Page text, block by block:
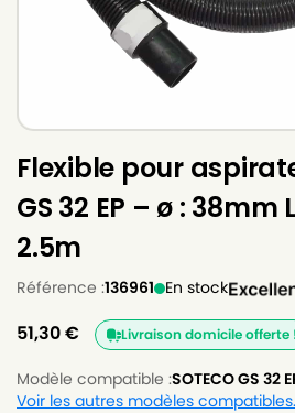
Flexible pour
GS 32 EP – ø : 38mm
2.5m
Référence :136961 En stock
51,30€ Livraison domicile offerte !
Modèle compatible :SOTECO GS 32
Voir les autres modèles compatibles.